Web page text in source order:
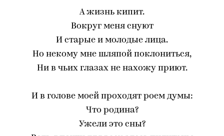
А жизнь кипит.
Вокруг меня снуют
И старые и молодые лица.
Но некому мне шляпой поклониться,
Ни в чьих глазах не нахожу приют.
И в голове моей проходят роем думы:
Что родина?
Ужели это сны?